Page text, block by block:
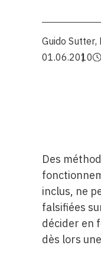
Guido Sutter,
01.06.2010
Des
inclus, ne
falsifiées
décider en
dès lors